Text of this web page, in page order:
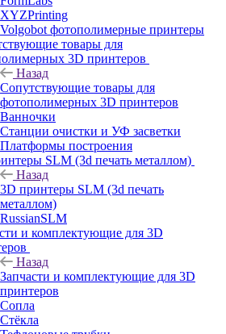
XYZPrinting
Volgobot фотополимерные принтеры
товары для
3D принтеров
Назад
Сопутствующие товары для
фотополимерных 3D принтеров
Ванночки
Станции очистки и УФ засветки
Платформы построения
SLM (3d печать металлом)
Назад
3D принтеры SLM (3d печать
металлом)
RussianSLM
и комплектующие для 3D
Назад
Запчасти и комплектующие для 3D
принтеров
Сопла
Cтёкла